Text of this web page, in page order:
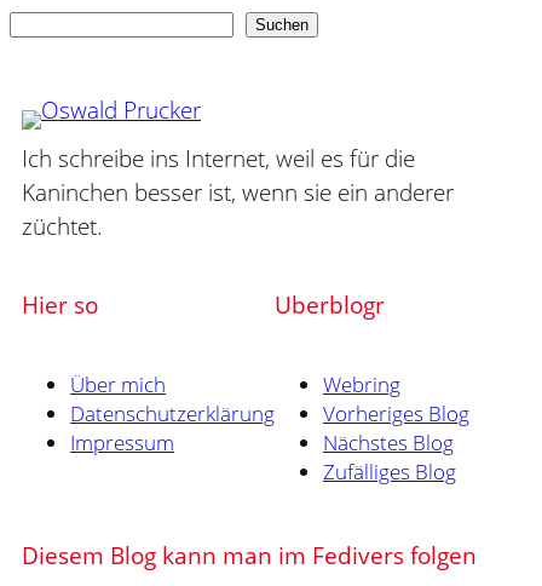
Suchen Suchen
Ich schreibe ins Internet, weil es für die
Kaninchen besser ist, wenn sie ein anderer
züchtet.
Hier so
Über mich
Datenschutzerklärung
Impressum
Uberblogr
Webring
Vorheriges Blog
Nächstes Blog
Zufälliges Blog
Diesem Blog kann man im Fedivers folgen